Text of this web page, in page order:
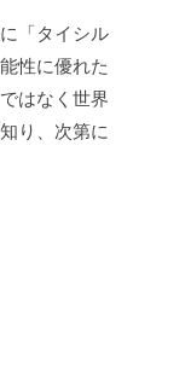
「タイシル
性に優れた
はなく世界
り、次第に